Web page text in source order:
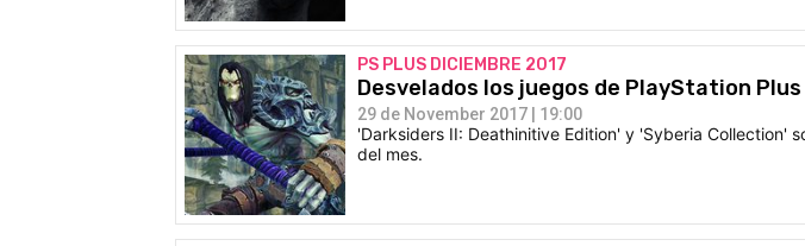
PS PLUS DICIEMBRE 2017
Desvelados los juegos de PlayStation
29 de November 2017 | 19:00
'Darksiders II: Deathinitive Edition' y 'Syberia Collection'
del mes.